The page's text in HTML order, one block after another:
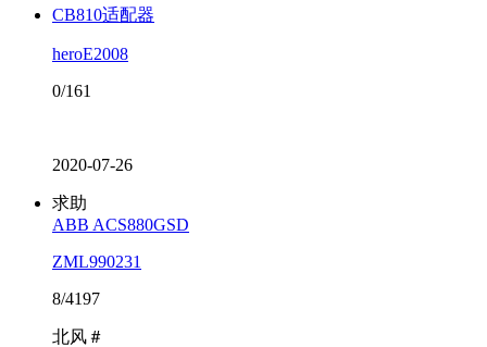
CB810适配器
heroE2008
0/161
2020-07-26
求助
ABB ACS880GSD
ZML990231
8/4197
北风＃